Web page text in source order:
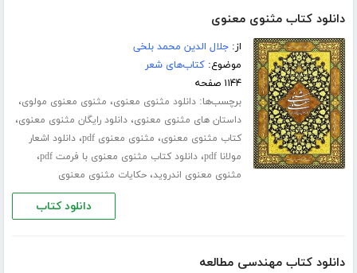
دانلود کتاب مثنوی معنوی
از:جلال الدین محمد بلخی
موضوع:کتاب‌های شعر
۱۱۴۴ صفحه
برچسب‌ها:دانلود مثنوی معنوی، مثنوی معنوی مولوی،
داستان های مثنوی معنوی،دانلود رایگان مثنوی معنوی،
کتاب مثنوی معنوی، مثنوی معنوی pdf ،دانلود اشعار
مولانا pdf
،دانلود کتاب مثنوی معنوی با فرمت pdf ،
مثنوی معنوی اندروید،حکایات مثنوی معنوی
دانلود کتاب
دانلود کتاب مهندسی مطالعه